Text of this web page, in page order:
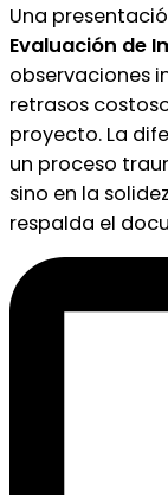
Una
Evaluación de
observaciones
retrasos
proyecto. La
un proceso
sino en la
respalda el